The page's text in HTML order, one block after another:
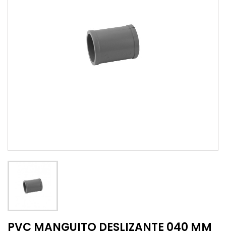
PVC MANGUITO DESLIZANTE 040 MM